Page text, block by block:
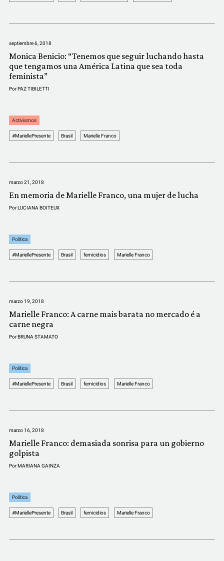
septiembre 6, 2018
Monica Benicio: “Tenemos que seguir luchando hasta
que tengamos una América Latina que sea toda
feminista”
PorPAZ TIBILETTI
Activismos
#MariellePresente Brasil Marielle Franco
marzo 21, 2018
En memoria de Marielle Franco, una mujer de lucha
PorLUCIANA BOITEUX
Política
#MariellePresente Brasil femicidios Marielle Franco
marzo 19, 2018
Marielle Franco: A carne mais barata no mercado é a
carne negra
PorBRUNA STAMATO
Política
#MariellePresente Brasil femicidios Marielle Franco
marzo 16, 2018
Marielle Franco: demasiada sonrisa para un gobierno
golpista
PorMARIANA GAINZA
Política
#MariellePresente Brasil femicidios Marielle Franco